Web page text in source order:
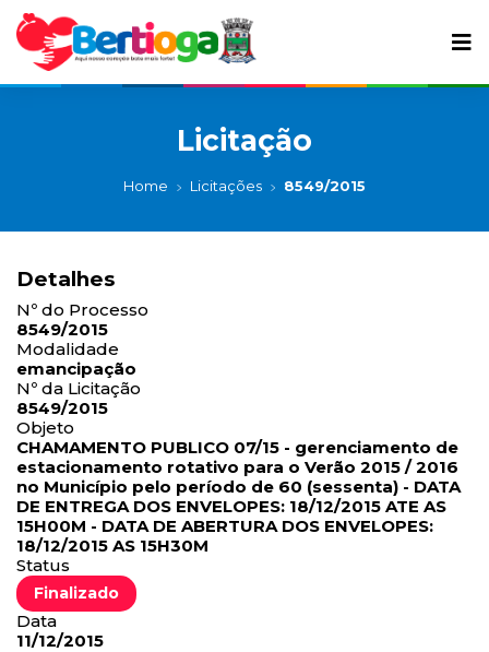
Licitação
Home Licitações 8549/2015
Detalhes
Nº do Processo
8549/2015
Modalidade
emancipação
Nº da Licitação
8549/2015
Objeto
CHAMAMENTO PUBLICO 07/15 - gerenciamento de
estacionamento rotativo para o Verão 2015 / 2016
no Município pelo período de 60 (sessenta) - DATA
DE ENTREGA DOS ENVELOPES: 18/12/2015 ATE AS
15H00M - DATA DE ABERTURA DOS ENVELOPES:
18/12/2015 AS 15H30M
Status
Finalizado
Data
11/12/2015